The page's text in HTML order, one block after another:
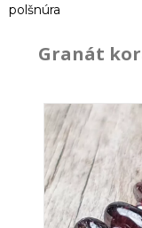
polšnúra
Granát